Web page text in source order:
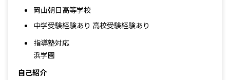
岡山朝日高等学校
中学受験経験あり 高校受験経験あり
指導塾対応
浜学園
自己紹介